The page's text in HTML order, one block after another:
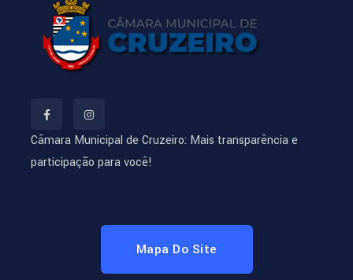
Câmara Municipal de Cruzeiro: Mais transparência e
participação para você!
Mapa Do Site